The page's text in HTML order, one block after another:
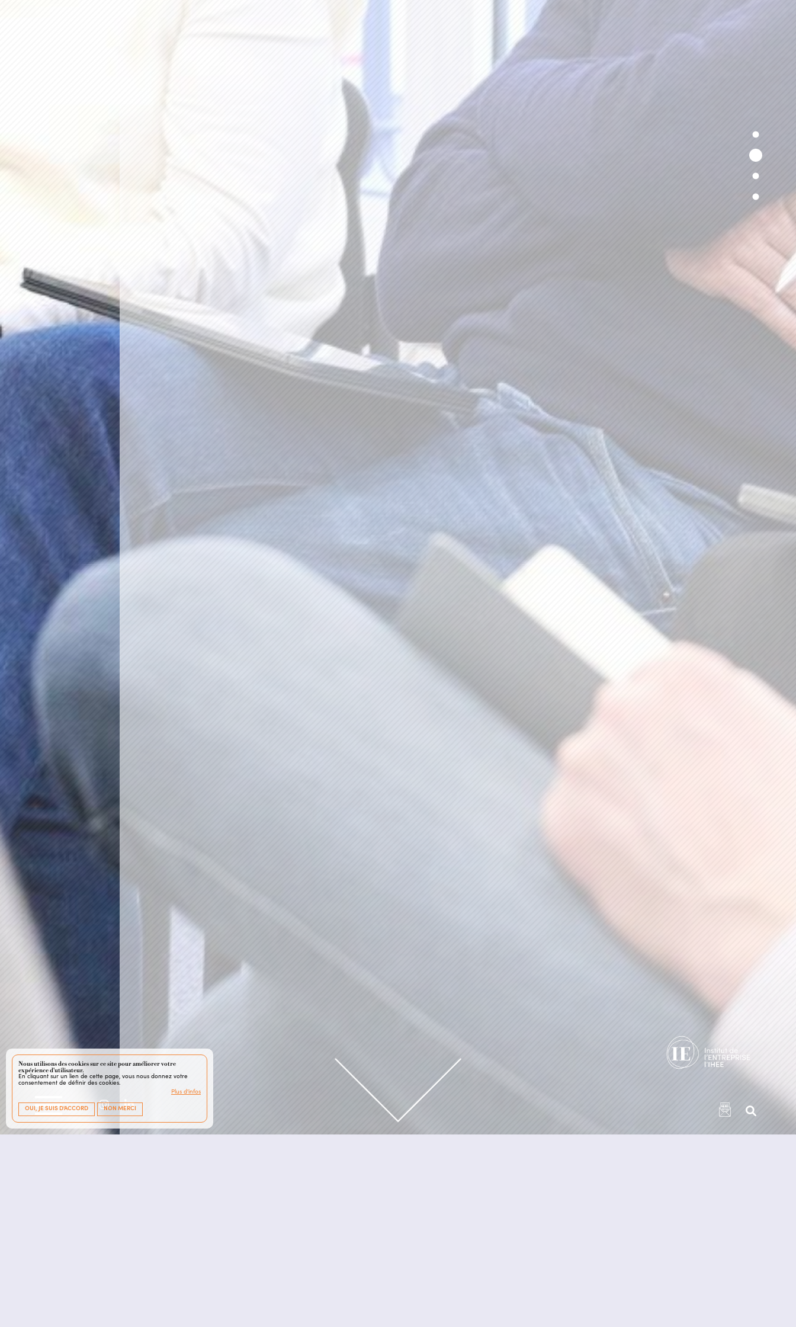
Nous utilisons des cookies sur ce site pour améliorer votre
expérience d'utilisateur.
En cliquant sur un lien de cette page, vous nous donnez votre
consentement de définir des cookies.
Plus d'infos
OUI, JE SUIS D'ACCORD NON MERCI